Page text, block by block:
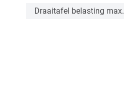
Draaitafel belasting max.